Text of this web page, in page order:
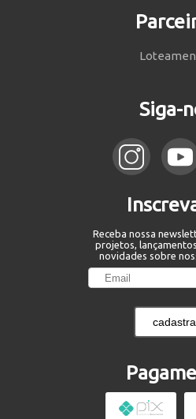
Siga-
Receba nossa
projetos,
novidades sobre